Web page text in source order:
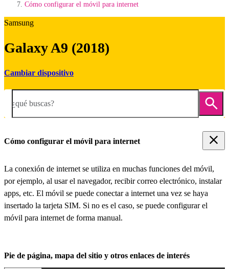
Cómo configurar el móvil para internet
Samsung
Galaxy A9 (2018)
Cambiar dispositivo
¿qué buscas?
Cómo configurar el móvil para internet
La conexión de internet se utiliza en muchas funciones del móvil,
por ejemplo, al usar el navegador, recibir correo electrónico, instalar
apps, etc. El móvil se puede conectar a internet una vez se haya
insertado la tarjeta SIM. Si no es el caso, se puede configurar el
móvil para internet de forma manual.
Pie de página, mapa del sitio y otros enlaces de interés